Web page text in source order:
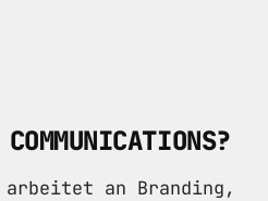
arbeitet an Branding,